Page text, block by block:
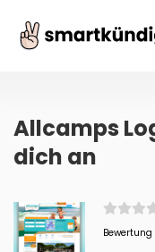
Allcamps
dich an